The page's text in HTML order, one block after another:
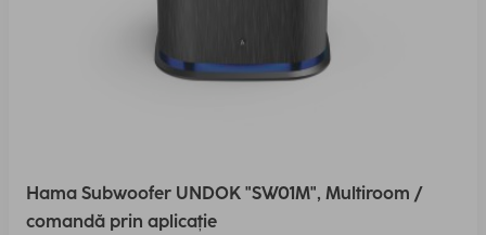
Hama Subwoofer UNDOK "SW01M", Multiroom /
comandă prin aplicație